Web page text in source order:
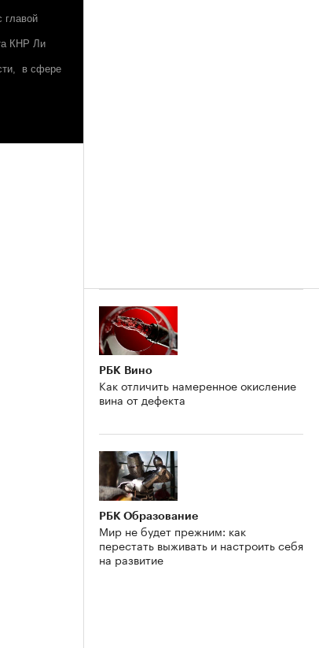
главой
КНР Ли
в сфере
РБК Вино
Как отличить намеренное окисление
вина от дефекта
РБК Образование
Мир не будет прежним: как
перестать выживать и настроить себя
на развитие